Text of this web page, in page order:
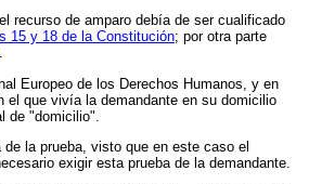
recurso de amparo debía de ser cualificado
15 y 18 de la Constitución; por otra parte
.
Europeo de los Derechos Humanos, y en
el que vivía la demandante en su domicilio
de "domicilio".
la prueba, visto que en este caso el
exigir esta prueba de la demandante.